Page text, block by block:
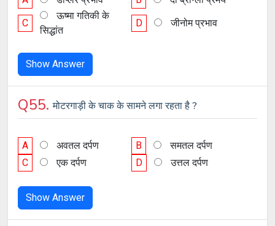
C
ऊष्मा गतिकी के
सिद्धांत
D जीनोम प्रभाव
Show Answer
Q55.मोटरगाड़ी के चाक के सामने लगा रहता है ?
A अवतल दर्पण B
समतल दर्पण
C
एक दर्पण D उत्तल दर्पण
Show Answer